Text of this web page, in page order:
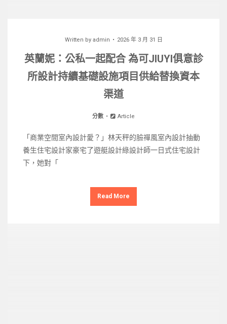
Written by admin 2026 年 3 月 31 日
英蘭妮：公私一起配合 為可JIUYI俱意診
所設計持續基礎設施項目供給替換資本
渠道
分數 Article
「商業空間室內設計愛？」林天秤的臉禪風室內設計抽動
養生住宅設計家豪宅了遊艇設計綠設計師一日式住宅設計
下，她對「
Read More